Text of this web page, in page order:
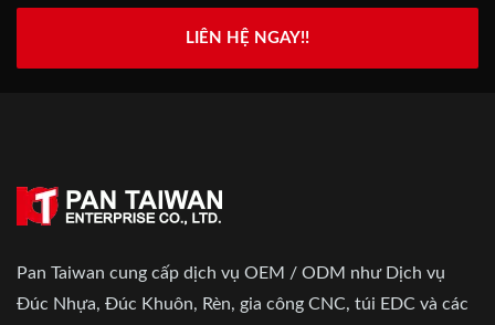
LIÊN HỆ NGAY!!
Pan Taiwan cung cấp dịch vụ OEM / ODM như Dịch vụ
Đúc Nhựa, Đúc Khuôn, Rèn, gia công CNC, túi EDC và các